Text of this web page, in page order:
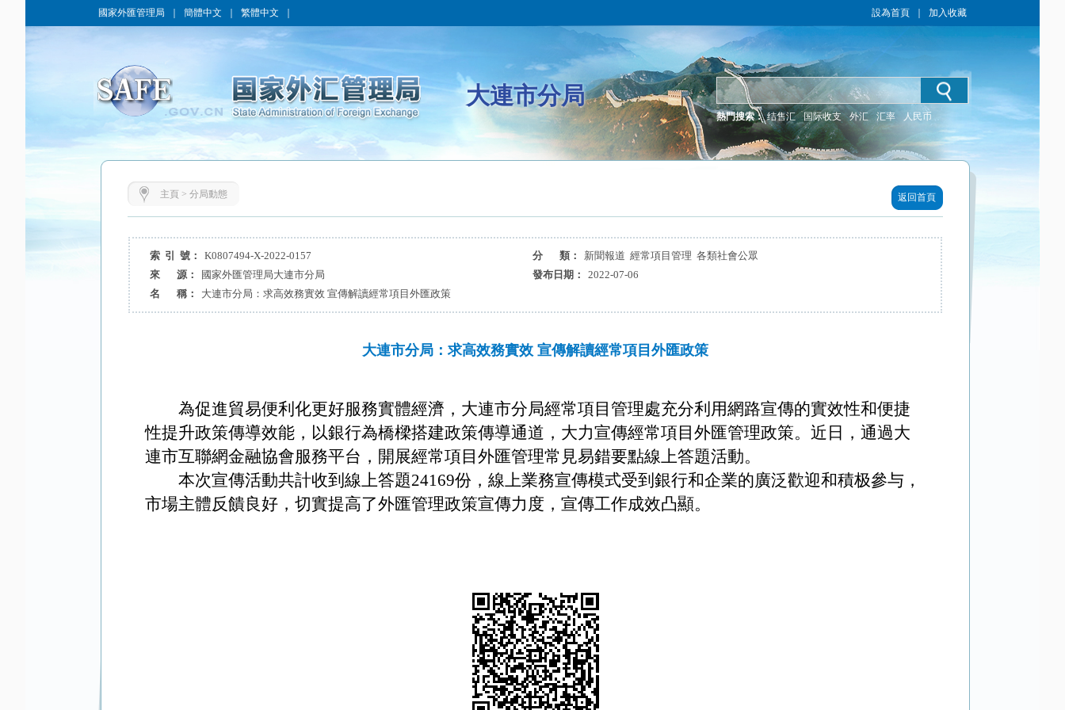
國家外匯管理局 簡體中文 繁體中文 設為首頁 加入收藏
大連市分局
熱門搜索： 结售汇 国际收支 外汇 汇率 人民币
主頁 > 分局動態 返回首頁
索 引 號： K0807494-X-2022-0157 分 類：
新聞報道 經常項目管理 各類社會公眾
來 源：
國家外匯管理局大連市分局 發布日期：
2022-07-06
名 稱：
大連市分局：求高效務實效 宣傳解讀經常項目外匯政策
大連市分局：求高效務實效 宣傳解讀經常項目外匯政策
為促進貿易便利化更好服務實體經濟，大連市分局經常項目管理處充分利用網路宣傳的實效性和便捷
性提升政策傳導效能，以銀行為橋樑搭建政策傳導通道，大力宣傳經常項目外匯管理政策。近日，通過大
連市互聯網金融協會服務平台，開展經常項目外匯管理常見易錯要點線上答題活動。
本次宣傳活動共計收到線上答題24169份，線上業務宣傳模式受到銀行和企業的廣泛歡迎和積极參与，
市場主體反饋良好，切實提高了外匯管理政策宣傳力度，宣傳工作成效凸顯。